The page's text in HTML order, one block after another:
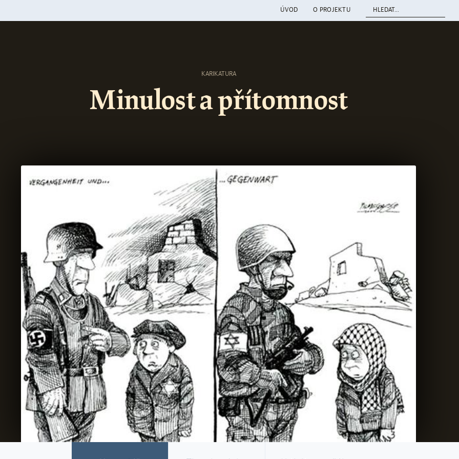
ÚVOD O PROJEKTU
1.2 Podoby poválečného antisemitismu
3. Židovské spiknutí
5. Procesy v padesátých letech a
antisemitismus I
6. Procesy v padesátých letech a
antisemitismus II
7. Antisemitismus v éře státního socialismu
8. Nový antisemitismus
9. Reakce na karikaturu Minulost a přítomnost
10. Podoby současného českého antisemitismu
11. Izrael a kapitalismus
12. Zbraně pro Izrael
KARIKATURA
Minulost a přítomnost